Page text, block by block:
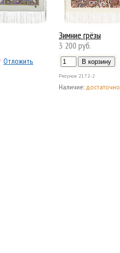
Отложить
Зимние грёзы
3 200 руб.
Рисунок 2172-2
Наличие: достаточно